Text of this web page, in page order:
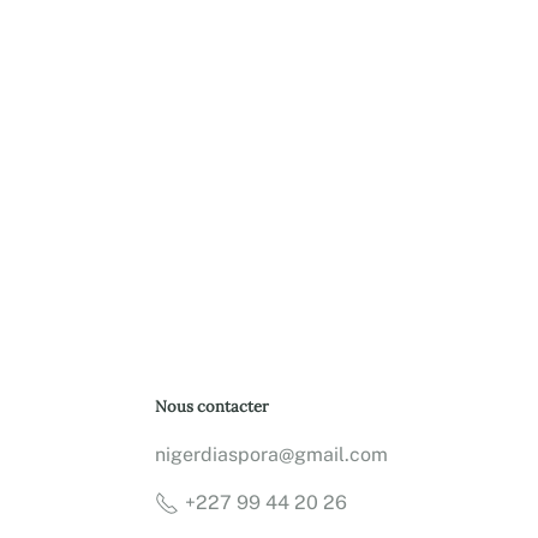
Nous contacter
nigerdiaspora@gmail.com
+227 99 44 20 26